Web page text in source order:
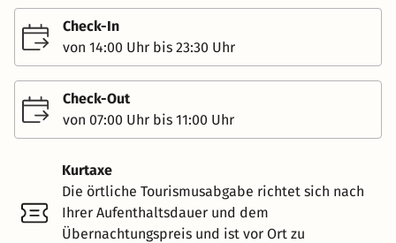
Check-In
von 14:00 Uhr bis 23:30 Uhr
Check-Out
von 07:00 Uhr bis 11:00 Uhr
Kurtaxe
Die örtliche Tourismusabgabe richtet sich nach
Ihrer Aufenthaltsdauer und dem
Übernachtungspreis und ist vor Ort zu